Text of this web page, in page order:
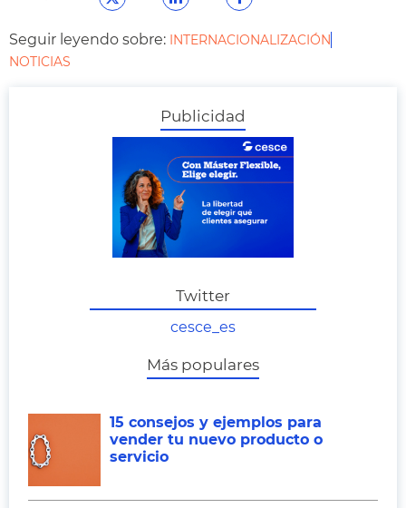
Seguir leyendo sobre: INTERNACIONALIZACIÓN
NOTICIAS
Publicidad
Twitter
cesce_es
Más populares
15 consejos y ejemplos para
vender tu nuevo producto o
servicio